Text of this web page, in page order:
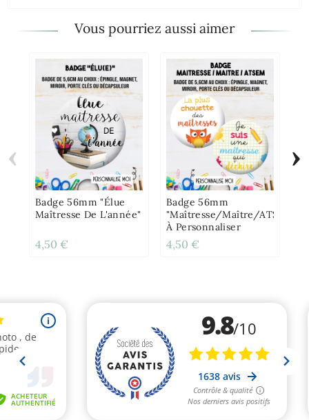
Vous pourriez aussi aimer
Badge 56mm "Élue
Maîtresse De L'année"
4,50 €
Badge 56mm
"Maîtresse/Maître/ATSEM/
À Personnaliser
4,50 €
‹ ›